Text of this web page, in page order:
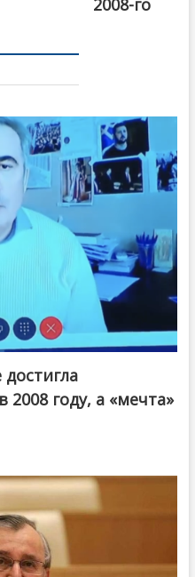
2008 году, а «мечта»